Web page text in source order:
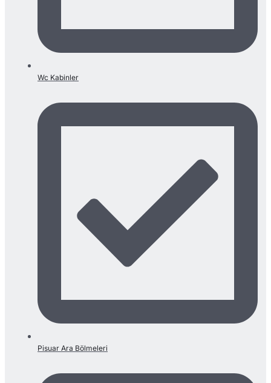
Wc Kabinler
Pisuar Ara Bölmeleri